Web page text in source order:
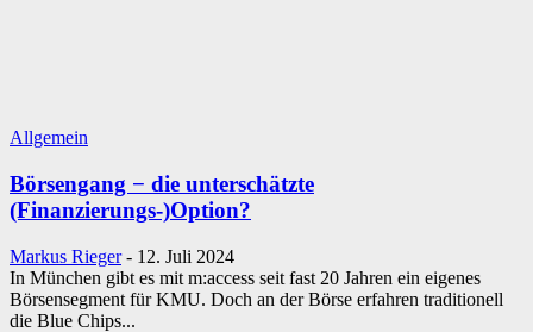
Allgemein
Börsengang − die unterschätzte
(Finanzierungs-)Option?
Markus Rieger - 12. Juli 2024
In München gibt es mit m:access seit fast 20 Jahren ein eigenes
Börsensegment für KMU. Doch an der Börse erfahren traditionell
die Blue Chips...